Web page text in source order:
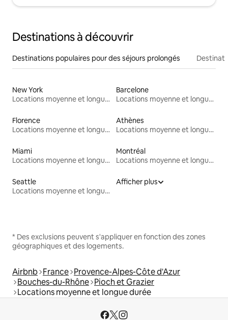
Destinations à découvrir
Destinations populaires pour des séjours prolongés
New York
Locations moyenne et longue durée
Barcelone
Locations moyenne et longue durée
Florence
Locations moyenne et longue durée
Athènes
Locations moyenne et longue durée
Miami
Locations moyenne et longue durée
Montréal
Locations moyenne et longue durée
Seattle
Locations moyenne et longue durée
Afficher plus
* Des exclusions peuvent s'appliquer en fonction des zones
géographiques et des logements.
Airbnb France Provence-Alpes-Côte d'Azur
Bouches-du-Rhône Pioch et Grazier
Locations moyenne et longue durée